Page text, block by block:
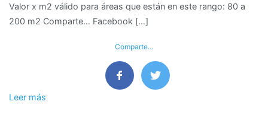
en
PJ
Cabrera,
Valor x m2 válido para áreas que están en este rango: 80 a
200 m2 Comparte… Facebook […]
Comparte...
Leer más